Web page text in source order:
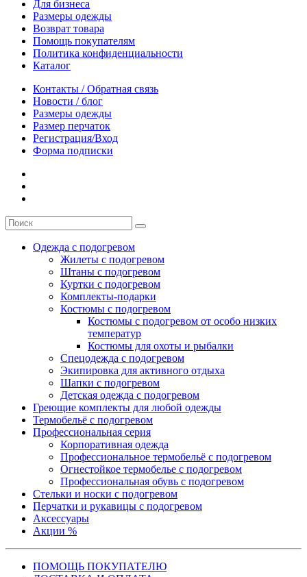
Для бизнеса
Размеры одежды
Возврат товара
Помощь покупателям
Политика конфиденциальности
Каталог
Контакты / Обратная связь
Новости / блог
Размеры одежды
Размер перчаток
Регистрация/Вход
Форма подписки
Одежда с подогревом
Жилеты с подогревом
Штаны с подогревом
Куртки с подогревом
Комплекты-подарки
Костюмы с подогревом
Костюмы с подогревом от особо низких
температур
Костюмы для охоты и рыбалки
Спецодежда с подогревом
Экипировка для активного отдыха
Шапки с подогревом
Детская одежда с подогревом
Греющие комплекты для любой одежды
Термобельё с подогревом
Профессиональная серия
Корпоративная одежда
Профессиональное термобельё с подогревом
Огнестойкое термобелье с подогревом
Профессиональная обувь с подогревом
Стельки и носки с подогревом
Перчатки и рукавицы с подогревом
Аксессуары
Акции %
ПОМОЩЬ ПОКУПАТЕЛЮ